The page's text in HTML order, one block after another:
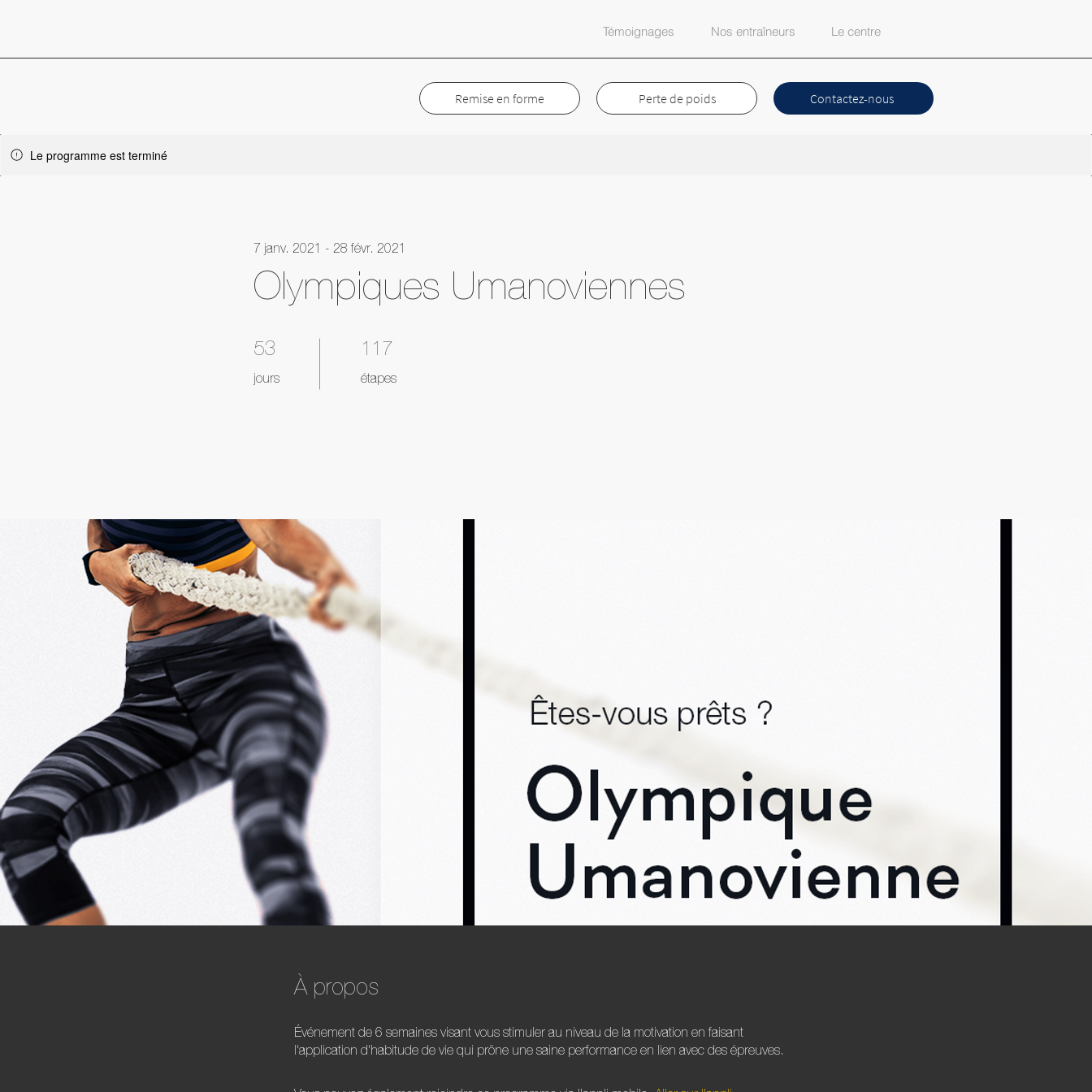
Témoignages Nos entraîneurs Le centre
Remise en forme Perte de poids Contactez-nous
Le programme est terminé
Olympiques Umanoviennes
7 janv. 2021 - 28 févr. 2021
53
jours
53 jours 117
étapes
117 étapes
À propos
Événement de 6 semaines visant vous stimuler au niveau de la motivation en faisant
l'application d'habitude de vie qui prône une saine performance en lien avec des épreuves.